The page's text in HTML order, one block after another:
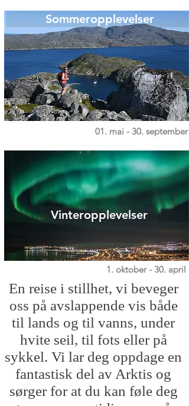
Sommeropplevelser
01. mai - 30. september
Vinteropplevelser
1. oktober - 30. april
En reise i stillhet, vi beveger
oss på avslappende vis både
til lands og til vanns, under
hvite seil, til fots eller på
sykkel. Vi lar deg oppdage en
fantastisk del av Arktis og
sørger for at du kan føle deg